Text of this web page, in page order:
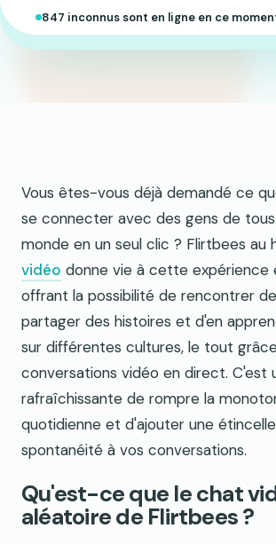
847 inconnus sont en ligne en ce
Vous êtes-vous déjà demandé ce
se connecter avec des gens de
monde en un seul clic ? Flirtbees au
vidéo donne vie à cette expérience
offrant la possibilité de rencontrer
partager des histoires et d'en
sur différentes cultures, le tout
conversations vidéo en direct. C'est
rafraîchissante de rompre la
quotidienne et d'ajouter une
spontanéité à vos conversations.
Qu'est-ce que le chat
aléatoire de Flirtbees ?